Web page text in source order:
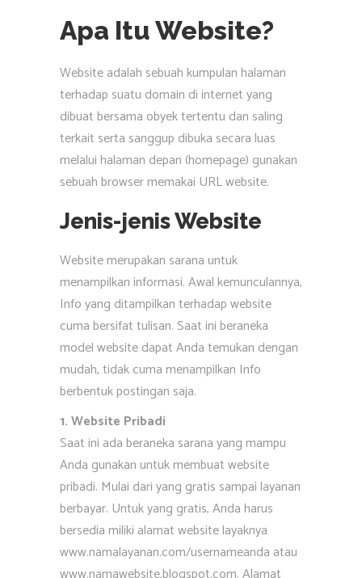
Apa Itu Website?
Website adalah sebuah kumpulan halaman
terhadap suatu domain di internet yang
dibuat bersama obyek tertentu dan saling
terkait serta sanggup dibuka secara luas
melalui halaman depan (homepage) gunakan
sebuah browser memakai URL website.
Jenis-jenis Website
Website merupakan sarana untuk
menampilkan informasi. Awal kemunculannya,
Info yang ditampilkan terhadap website
cuma bersifat tulisan. Saat ini beraneka
model website dapat Anda temukan dengan
mudah, tidak cuma menampilkan Info
berbentuk postingan saja.
1. Website Pribadi
Saat ini ada beraneka sarana yang mampu
Anda gunakan untuk membuat website
pribadi. Mulai dari yang gratis sampai layanan
berbayar. Untuk yang gratis, Anda harus
bersedia miliki alamat website layaknya
www.namalayanan.com/usernameanda atau